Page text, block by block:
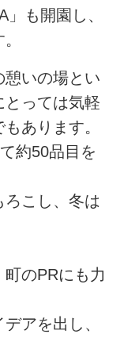
も開園し、
いの場とい
とっては気軽
あります。
約50品目を
こし、冬は
のPRにも力
アを出し、